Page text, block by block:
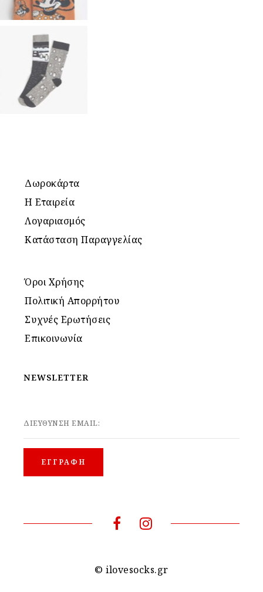
Δωροκάρτα
Η Εταιρεία
Λογαριασμός
Κατάσταση Παραγγελίας
Όροι Χρήσης
Πολιτική Απορρήτου
Συχνές Ερωτήσεις
Επικοινωνία
NEWSLETTER
ΔΙΕΥΘΥΝΣΗ EMAIL:
© ilovesocks.gr